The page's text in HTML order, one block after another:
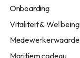
Onboarding
Vitaliteit & Wellbeing
Maritiem cadeau